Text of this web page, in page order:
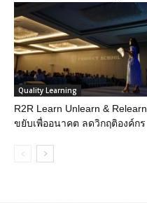
Quality Learning
R2R Learn Unlearn & Relearn
ขยับเพื่ออนาคต ลดวิกฤติองค์กร